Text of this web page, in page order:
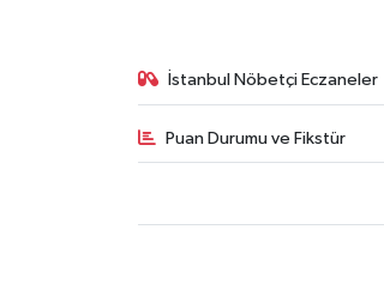
İstanbul Nöbetçi Eczaneler
Puan Durumu ve Fikstür